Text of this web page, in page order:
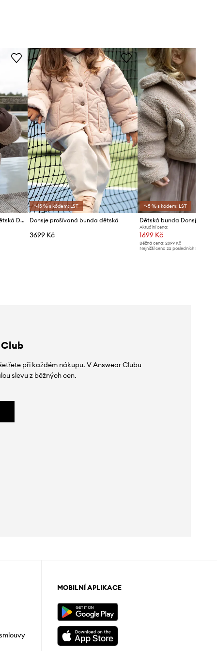
Donsje přechodová bunda dětská Damian Jacket
*-15 % s kódem: LST
Donsje prošívaná bunda dětská
3699 Kč
*-5 % s kódem: LST
Aktuální cena:
1699 Kč
Běžná cena: 2899 Kč
Nejnižší cena za posledních 30 dnů
při každém nákupu. V Answear Clubu
slevu z běžných cen.
MOBILNÍ APLIKACE